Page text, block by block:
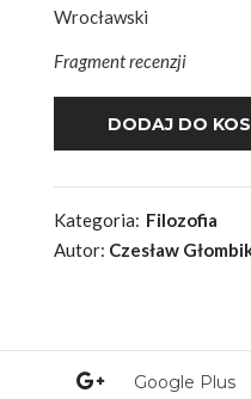
Wrocławski
Fragment recenzji
Kategoria: Filozofia
Autor: Czesław
Google Plus